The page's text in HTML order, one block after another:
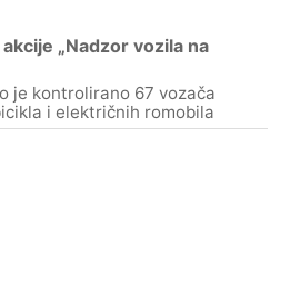
„Nadzor vozila na
je kontrolirano 67 vozača
i električnih romobila